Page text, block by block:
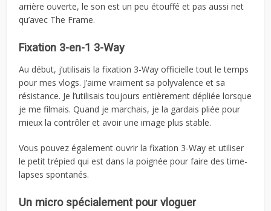
arrière ouverte, le son est un peu étouffé et pas aussi net
qu’avec The Frame.
Fixation 3-en-1 3-Way
Au début, j’utilisais la fixation 3-Way officielle tout le temps
pour mes vlogs. J’aime vraiment sa polyvalence et sa
résistance. Je l’utilisais toujours entièrement dépliée lorsque
je me filmais. Quand je marchais, je la gardais pliée pour
mieux la contrôler et avoir une image plus stable.
Vous pouvez également ouvrir la fixation 3-Way et utiliser
le petit trépied qui est dans la poignée pour faire des time-
lapses spontanés.
Un micro spécialement pour vloguer